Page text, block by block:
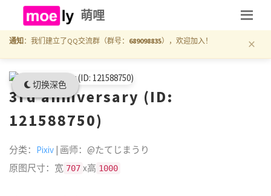
切换深色
萌哩
通知 ：我们建立了QQ交流群（群号： 689098835），欢迎加入！ ×
3rd anniversary (ID:
121588750)
分类： Pixiv | 画师：@たてじまうり
原图尺寸：宽 707 x高 1000